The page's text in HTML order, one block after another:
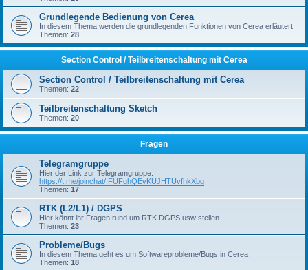
Grundlegende Bedienung von Cerea
In diesem Thema werden die grundlegenden Funktionen von Cerea erläutert.
Themen: 28
Section Control / Teilbreitenschaltung mit Cerea
Section Control / Teilbreitenschaltung mit Cerea
Themen: 22
Teilbreitenschaltung Sketch
Themen: 20
Fragen
Telegramgruppe
Hier der Link zur Telegramgruppe:
https://t.me/joinchat/IFUFghQEvKUJHTUvfhkXbg
Themen: 17
RTK (L2/L1) / DGPS
Hier könnt ihr Fragen rund um RTK DGPS usw stellen.
Themen: 23
Probleme/Bugs
In diesem Thema geht es um Softwareprobleme/Bugs in Cerea
Themen: 18